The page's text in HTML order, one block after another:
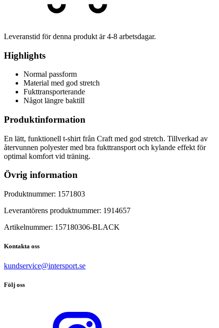
Leveranstid för denna produkt är4-8 arbetsdagar.
Highlights
Normal passform
Material med god stretch
Fukttransporterande
Något längre baktill
Produktinformation
En lätt, funktionell t-shirt från Craft med god stretch. Tillverkad av
återvunnen polyester med bra fukttransport och kylande effekt för
optimal komfort vid träning.
Övrig information
Produktnummer: 1571803
Leverantörens produktnummer: 1914657
Artikelnummer: 157180306-BLACK
Kontakta oss
kundservice@intersport.se
Följ oss